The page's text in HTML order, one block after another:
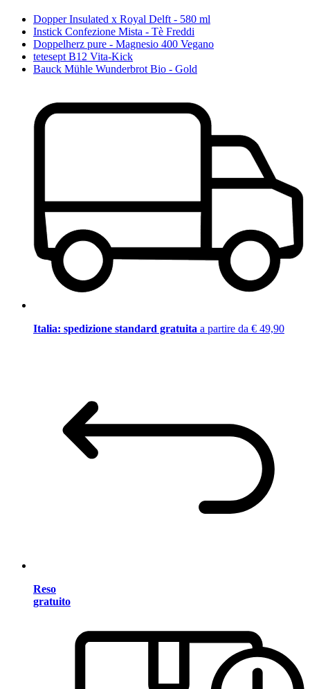
Dopper Insulated x Royal Delft - 580 ml
Instick Confezione Mista - Tè Freddi
Doppelherz pure - Magnesio 400 Vegano
tetesept B12 Vita-Kick
Bauck Mühle Wunderbrot Bio - Gold
Italia: spedizione standard gratuita a partire da € 49,90
Reso
gratuito